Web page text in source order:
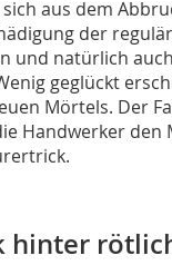
aus dem
der
und natürlich
geglückt
Mörtels. Der
Handwerker
hinter